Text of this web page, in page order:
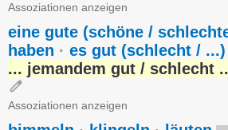
Assoziationen anzeigen
eine gute (schöne /
haben · es gut (schlecht / ...)
... jemandem gut / schlecht
Assoziationen anzeigen